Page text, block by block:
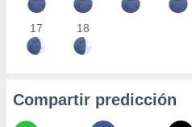
17 18
Compartir predicción